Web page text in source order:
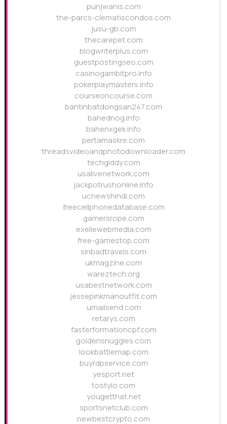
punjwanis.com
the-parcs-clematiscondos.com
jusu-gb.com
thecarepet.com
blogwriterplus.com
guestpostingseo.com
casinogambitpro.info
pokerplaymasters.info
courseoncourse.com
bantinbatdongsan247.com
bahednog.info
bahenxgek.info
pertamaskre.com
threadsvideoandphotodownloader.com
techgiddy.com
usalivenetwork.com
jackpotrushonline.info
ucnewshindi.com
freecellphonedatabase.com
gamersrope.com
exellewebmedia.com
free-gamestop.com
sinbadtravels.com
ukmagzine.com
wareztech.org
usabestnetwork.com
jessepinkmanoutfit.com
umailsend.com
retarys.com
fasterformationcpf.com
goldensnuggles.com
lookbattlemap.com
buyrdpservice.com
yesport.net
tostylo.com
yougetthat.net
sportsnetclub.com
newbestcrypto.com